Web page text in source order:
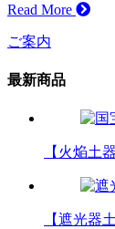
Read More
ご案内
最新商品
【火焔土
【遮光器